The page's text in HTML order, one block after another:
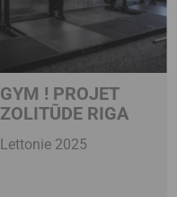
GYM ! PROJET
ZOLITŪDE RIGA
Lettonie 2025